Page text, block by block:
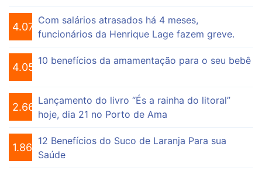
4.076
Com salários atrasados há 4 meses,
funcionários da Henrique Lage fazem greve.
4.056
10 benefícios da amamentação para o seu bebê
2.662
Lançamento do livro “És a rainha do litoral”
hoje, dia 21 no Porto de Ama
1.864
12 Benefícios do Suco de Laranja Para sua
Saúde